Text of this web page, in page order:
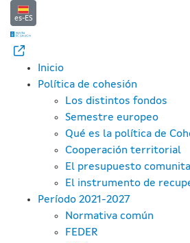
Reglamento
Saltar al contenido principal
es-ES
Inicio
Política de cohesión
Los distintos fondos
Semestre europeo
Qué es la política de
Cooperación territorial
El presupuesto
El instrumento de
Período 2021-2027
Normativa común
FEDER